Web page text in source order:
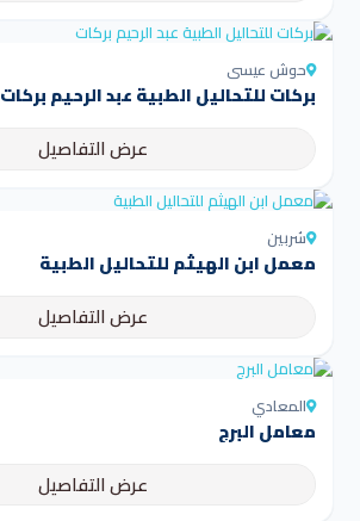
حوش عيسى
بركات للتحاليل الطبية عبد الرحيم بركات
عرض التفاصيل
شربين
عرض التفاصيل
المعادي
معامل البرج
عرض التفاصيل